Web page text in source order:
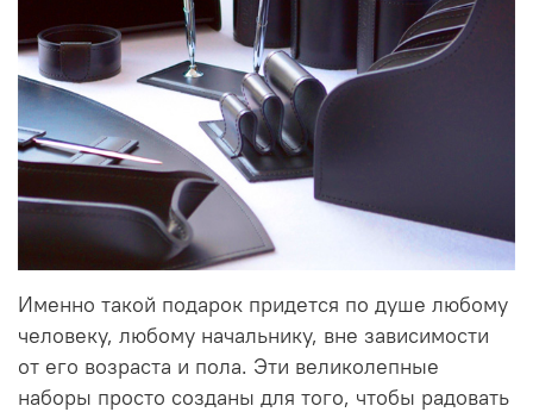
Именно такой подарок придется по душе любому
человеку, любому начальнику, вне зависимости
от его возраста и пола. Эти великолепные
наборы просто созданы для того, чтобы радовать